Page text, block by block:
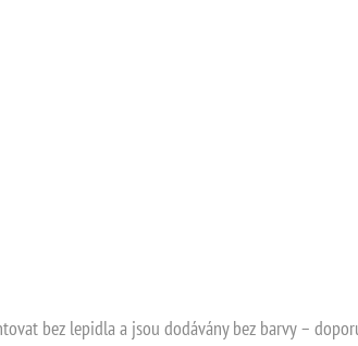
bez lepidla a jsou dodávány bez barvy –